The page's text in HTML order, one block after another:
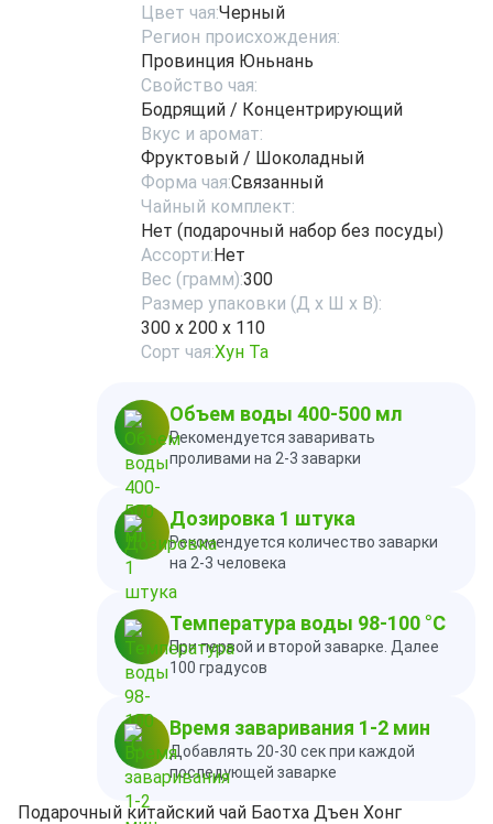
Цвет чая:Черный
Регион происхождения:
Провинция Юньнань
Свойство чая:
Бодрящий / Концентрирующий
Вкус и аромат:
Фруктовый / Шоколадный
Форма чая:Связанный
Чайный комплект:
Нет (подарочный набор без посуды)
Ассорти:Нет
Вес (грамм):300
Размер упаковки (Д х Ш х В):
300 х 200 х 110
Сорт чая:Хун Та
Объем воды 400-500 мл
Рекомендуется заваривать
проливами на 2-3 заварки
Дозировка 1 штука
Рекомендуется количество заварки
на 2-3 человека
Температура воды 98-100 °C
При первой и второй заварке. Далее
100 градусов
Время заваривания 1-2 мин
Добавлять 20-30 сек при каждой
последующей заварке
Подарочный китайский чай Баотха Дъен Хонг